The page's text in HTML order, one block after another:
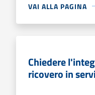
VAI ALLA PAGINA
Chiedere
ricovero in